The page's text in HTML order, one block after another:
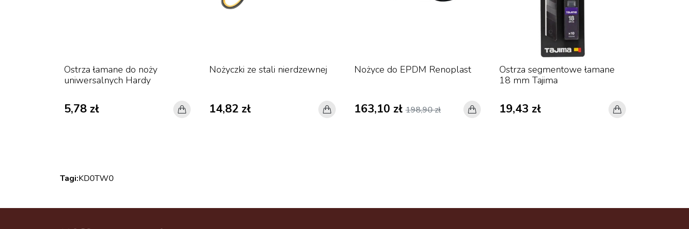
Ostrza łamane do noży
uniwersalnych Hardy
5,78 zł
Nożyczki ze stali nierdzewnej
14,82 zł
Nożyce do EPDM Renoplast
163,10 zł 198,90 zł
Ostrza segmentowe łamane
18 mm Tajima
19,43 zł
Tagi:KD0TW0